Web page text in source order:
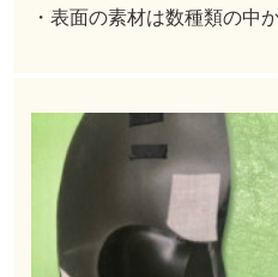
・表面の素材は数種類の中